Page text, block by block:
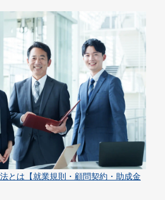
とは【就業規則・顧問契約・助成金